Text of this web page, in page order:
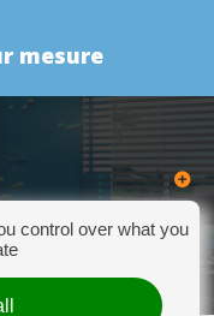
mesure
control over what you